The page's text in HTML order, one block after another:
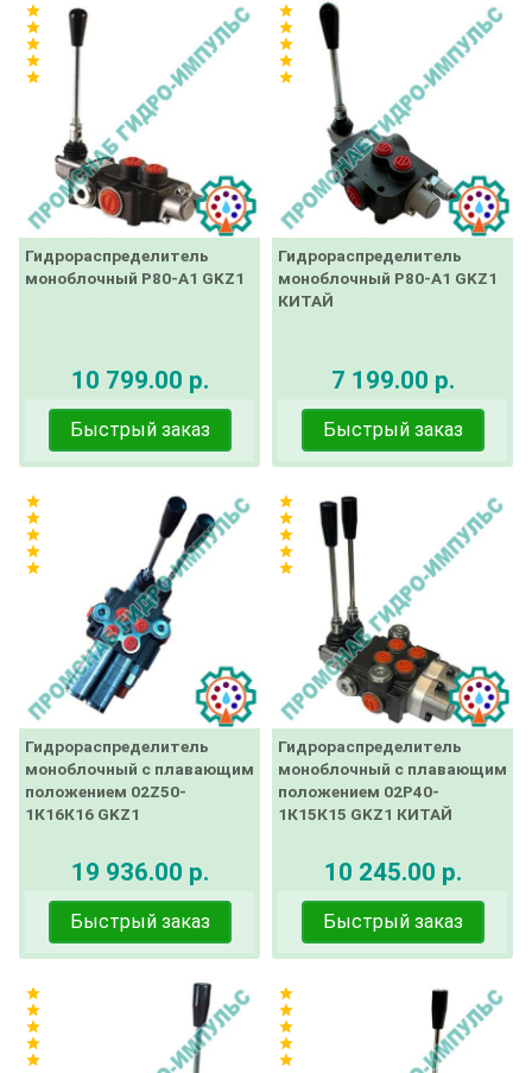
Гидрораспределитель
моноблочный Р80-А1 GKZ1
10 799.00 р.
star
star
star
star
star
Быстрый заказ
Гидрораспределитель
моноблочный Р80-А1 GKZ1
КИТАЙ
7 199.00 р.
star
star
star
star
star
Быстрый заказ
Гидрораспределитель
моноблочный с плавающим
положением 02Z50-
1К16К16 GKZ1
19 936.00 р.
star
star
star
star
star
Быстрый заказ
Гидрораспределитель
моноблочный с плавающим
положением 02Р40-
1К15К15 GKZ1 КИТАЙ
10 245.00 р.
star
star
star
star
star
Быстрый заказ
star
star
star
star
star
star
star
star
star
star